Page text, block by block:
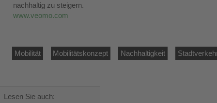
nachhaltig zu steigern.
www.veomo.com
Mobilität Mobilitätskonzept Nachhaltigkeit
Lesen Sie auch: